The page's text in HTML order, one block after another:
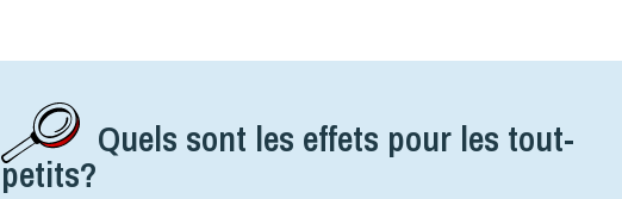
Quels sont les effets pour les tout-
petits?